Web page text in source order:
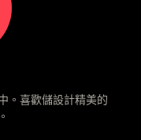
。喜歡儲設計精美的